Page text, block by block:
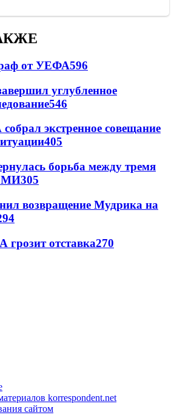
от УЕФА596
углубленное
546
экстренное совещание
405
борьба между тремя
305
возвращение Мудрика на
отставка270
korrespondent.net
сайтом